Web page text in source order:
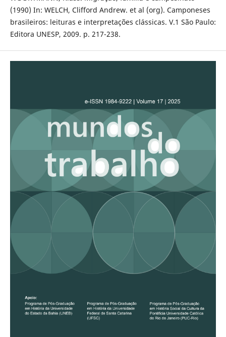
(1990) In: WELCH, Clifford Andrew. et al (org). Camponeses
brasileiros: leituras e interpretações clássicas. V.1 São Paulo:
Editora UNESP, 2009. p. 217-238.